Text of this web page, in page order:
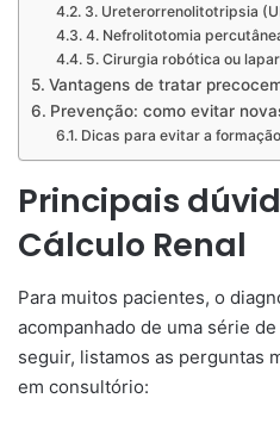
3. Ureterorrenolitotripsia
4. Nefrolitotomia
5. Cirurgia robótica ou
Vantagens de tratar
Prevenção: como evitar
Dicas para evitar a
Principais
Cálculo Renal
Para muitos pacientes, o
acompanhado de uma série
seguir, listamos as perguntas
em consultório: